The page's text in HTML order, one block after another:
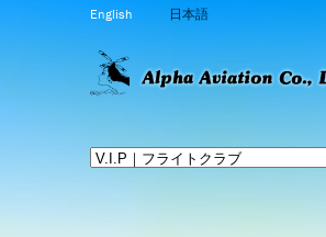
English 日本語